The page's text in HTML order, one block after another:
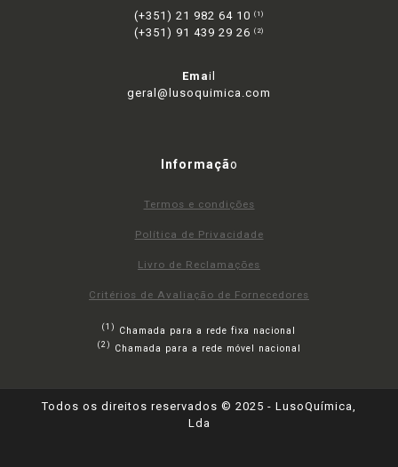
(+351) 21 982 64 10 (1)
(+351) 91 439 29 26 (2)
Email
geral@lusoquimica.com
Informação
Termos e condições
Política de Privacidade
Livro de Reclamações
Critérios de Avaliação de Fornecedores
(1) Chamada para a rede fixa nacional
(2) Chamada para a rede móvel nacional
Todos os direitos reservados © 2025 - LusoQuímica,
Lda